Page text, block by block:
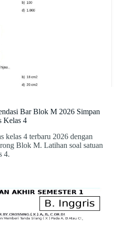
Bar Blok M 2026 Simpan
Kelas 4
kelas 4 terbaru 2026 dengan
Blok M. Latihan soal satuan
4.